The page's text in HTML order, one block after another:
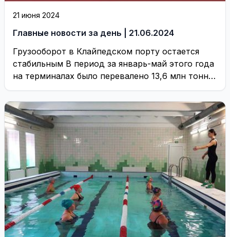
21 июня 2024
Главные новости за день | 21.06.2024
Грузооборот в Клайпедском порту остается
стабильным В период за январь-май этого года
на терминалах было перевалено 13,6 млн тонн
грузов ...